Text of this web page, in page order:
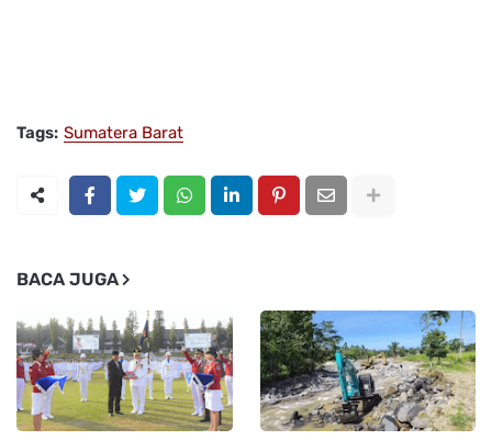
Tags: Sumatera Barat
BACA JUGA